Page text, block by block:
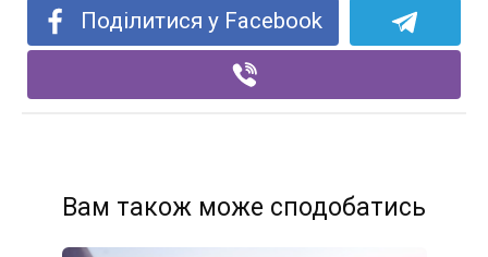
Поділитися у Facebook
Вам також може сподобатись